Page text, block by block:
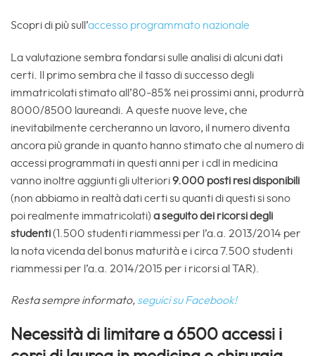
Scopri di più sull’accesso programmato nazionale
La valutazione sembra fondarsi sulle analisi di alcuni dati
certi. Il primo sembra che il tasso di successo degli
immatricolati stimato all’80-85% nei prossimi anni, produrrà
8000/8500 laureandi. A queste nuove leve, che
inevitabilmente cercheranno un lavoro, il numero diventa
ancora più grande in quanto hanno stimato che al numero di
accessi programmati in questi anni per i cdl in medicina
vanno inoltre aggiunti gli ulteriori9.000 posti resi disponibili
(non abbiamo in realtà dati certi su quanti di questi si sono
poi realmente immatricolati) a seguito dei ricorsi degli
studenti(1.500 studenti riammessi per l’a.a. 2013/2014 per
la nota vicenda del bonus maturità e i circa 7.500 studenti
riammessi per l’a.a. 2014/2015 per i ricorsi al TAR).
Resta sempre informato, seguici su Facebook!
Necessità di limitare a 6500 accessi i